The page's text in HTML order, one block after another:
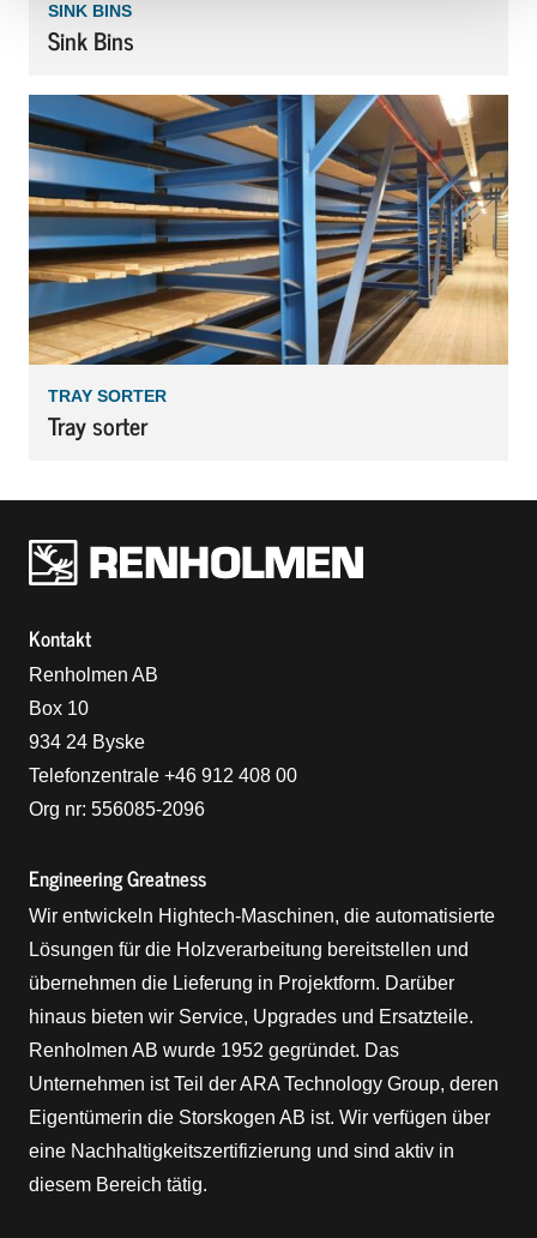
SINK BINS
Sink Bins
TRAY SORTER
Tray sorter
Kontakt
Renholmen AB
Box 10
934 24 Byske
Telefonzentrale +46 912 408 00
Org nr: 556085-2096
Engineering Greatness
Wir entwickeln Hightech-Maschinen, die automatisierte
Lösungen für die Holzverarbeitung bereitstellen und
übernehmen die Lieferung in Projektform. Darüber
hinaus bieten wir Service, Upgrades und Ersatzteile.
Renholmen AB wurde 1952 gegründet. Das
Unternehmen ist Teil der ARA Technology Group, deren
Eigentümerin die Storskogen AB ist. Wir verfügen über
eine Nachhaltigkeitszertifizierung und sind aktiv in
diesem Bereich tätig.